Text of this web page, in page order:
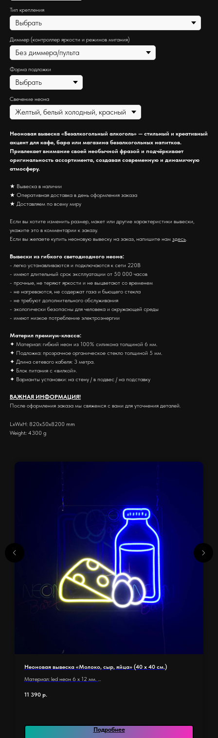
Тип крепления
Диммер (контроллер яркости и режимов мигания)
Форма подложки
Свечение неона
Неоновая вывеска «Безалкогольный алкоголь» — стильный и креативный
акцент для кафе, бара или магазина безалкогольных напитков.
Привлекает внимание своей необычной фразой и подчёркивает
оригинальность ассортимента, создавая современную и динамичную
атмосферу.
★ Вывеска в наличии
★ Оперативная доставка в день оформления заказа
★ Доставляем по всему миру
Если вы хотите изменить размер, макет или другие характеристики вывески,
укажите это в комментарии к заказу.
Если вы желаете купить неоновую вывеску на заказ, напишите нам здесь.
Вывески из гибкого светодиодного неона:
- легко устанавливаются и подключаются к сети 220В
- имеют длительный срок эксплуатации от 50 000 часов
- прочные, не теряют яркости и не выцветают со временем
- не нагреваются, не содержат газа и бьющего стекла
- не требуют дополнительного обслуживания
- экологически безопасны для человека и окружающей среды
- имеют низкое потребление электроэнергии
Материл премиум-класса:
✦ Материал: гибкий неон из 100% силикона толщиной 6 мм.
✦ Подложка: прозрачное органическое стекло толщиной 5 мм.
✦ Длина сетевого кабеля: 3 метра.
✦ Блок питания с «вилкой».
✦ Варианты установки: на стену / в подвес / на подставку
ВАЖНАЯ ИНФОРМАЦИЯ!
После оформления заказа мы свяжемся с вами для уточнения деталей.
LxWxH: 820x50x8200 mm
Weight: 4300 g
Неоновая вывеска «Молоко, сыр, яйца» (40 х 40 см.)
Материал: led неон 6 x 12 мм.
Размер основания 40 х 40 см.
11 390 р.
Подробнее